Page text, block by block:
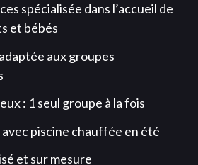
spécialisée dans l’accueil de
et bébés
aux groupes
: 1 seul groupe à la fois
avec piscine chauffée en été
et sur mesure